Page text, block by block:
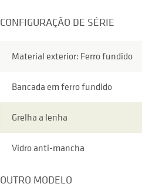
CONFIGURAÇÃO DE SÉRIE
Material exterior: Ferro fundido
Bancada em ferro fundido
Grelha a lenha
Vidro anti-mancha
OUTRO MODELO